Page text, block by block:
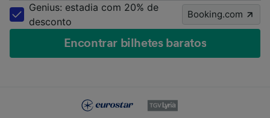
Genius: estadia com 20% de
desconto
Booking.com
Encontrar bilhetes baratos